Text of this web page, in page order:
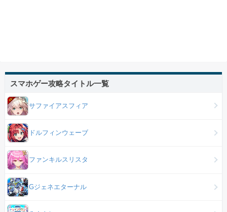
スマホゲー攻略タイトル一覧
サファイアスフィア
ドルフィンウェーブ
ファンキルスリスタ
Gジェネエターナル